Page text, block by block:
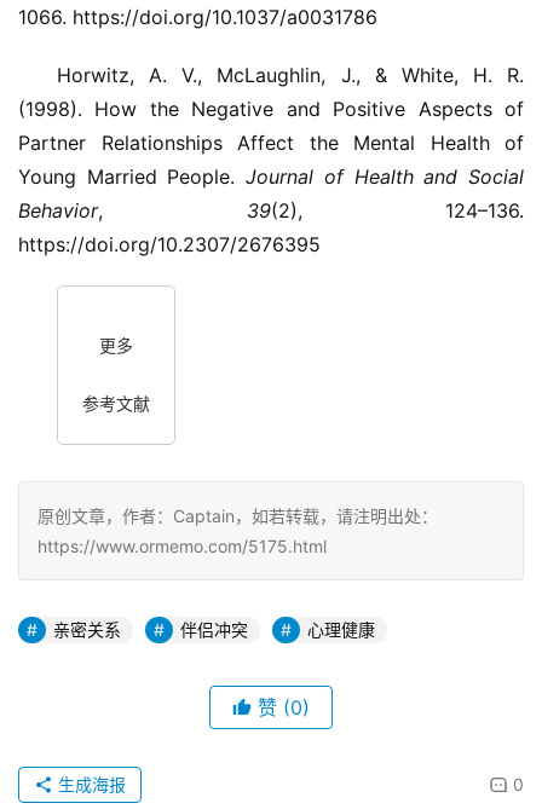
1066. https://doi.org/10.1037/a0031786
Horwitz, A. V., McLaughlin, J., & White, H. R.
(1998). How the Negative and Positive Aspects of
Partner Relationships Affect the Mental Health of
Young Married People.Journal of Health and Social
Behavior, 39(2), 124–136.
https://doi.org/10.2307/2676395
更多
参考文献
原创文章，作者：Captain，如若转载，请注明出处：
https://www.ormemo.com/5175.html
亲密关系 伴侣冲突 心理健康
赞 (0)
0
生成海报